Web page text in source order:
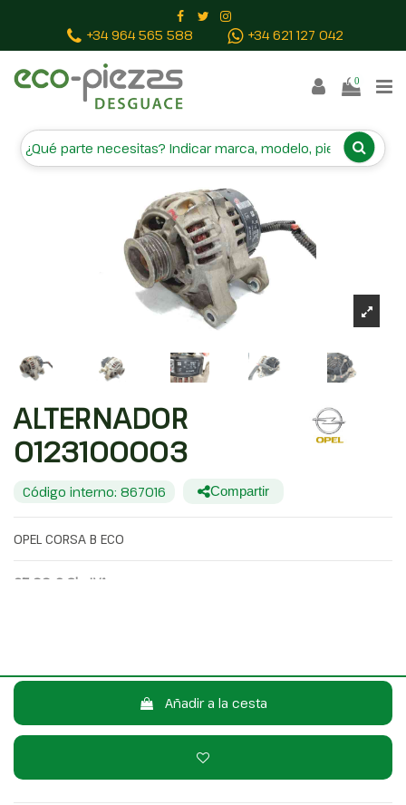
+34 964 565 588 +34 621 127 042
0
ALTERNADOR 0123100003
ALTERNADOR
0123100003
Código interno: 867016 Compartir
OPEL CORSA B ECO
25,00 € Sin IVA
Añadir a la cesta